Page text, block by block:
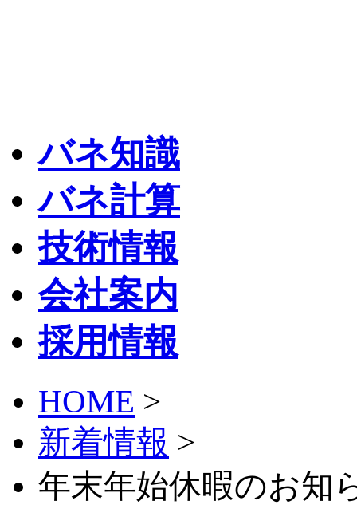
バネ知識
バネ計算
技術情報
会社案内
採用情報
HOME >
新着情報 >
年末年始休暇のお知